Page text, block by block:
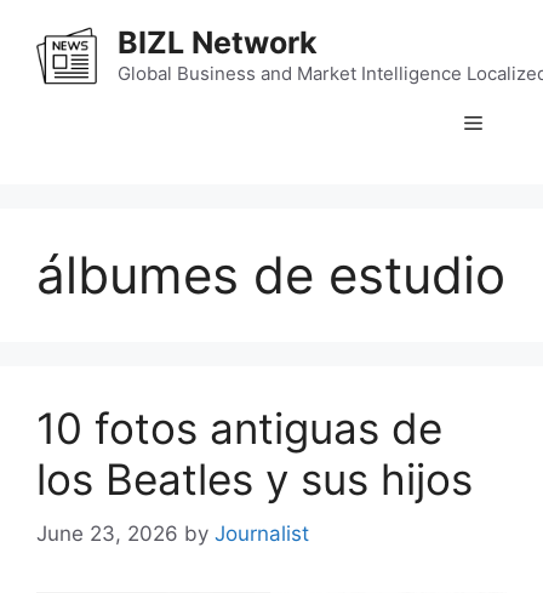
content
BIZL Network
Global Business and Market Intelligence
Menu
álbumes de estudio
10 fotos antiguas de
los Beatles y sus hijos
June 23, 2026 by Journalist